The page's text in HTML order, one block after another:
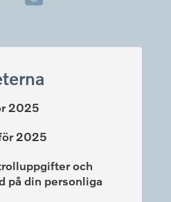
2025
2025
och
på din personliga